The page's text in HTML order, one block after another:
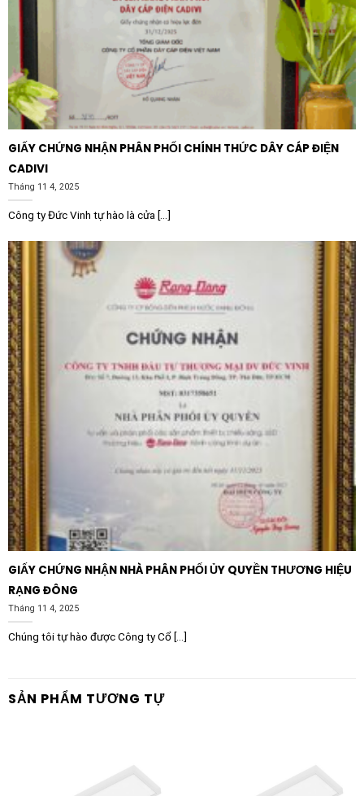
Trường học và trung tâm đào tạo:
Đảm bảo nguồn
sáng chuẩn để bảo vệ đôi mắt của học sinh, sinh
viên, đồng thời ánh sáng không nhấp nháy giúp quá
trình học tập diễn ra thoải mái hơn.
Nhà hàng và không gian sáng tạo:
Với khả năng
chỉnh màu Multi-CCT, người dùng có thể chuyển
sang ánh sáng ấm để tạo không gian thư giãn hoặc
ánh sáng trắng cho các hoạt động cần sự tỉnh táo.
Hướng dẫn lắp đặt và bảo trì định kỳ
Quy trình lắp đặt Đèn Panel lắp nổi LEDVANCE
Surface 1574 48W Multi được tối ưu hóa để tiết kiệm
thời gian cho kỹ thuật viên. Đầu tiên, cần ngắt nguồn
điện để đảm bảo an toàn. Khung lắp nổi sẽ được cố
định lên bề mặt trần bằng vít nở chắc chắn. Sau khi đã
đấu nối dây nguồn vào bộ Driver theo đúng cực (L, N),
toàn bộ thân đèn sẽ được trượt vào khung và cố định
lại bằng vít chốt.
Để duy trì hiệu suất chiếu sáng tốt nhất, người dùng
nên thực hiện vệ sinh mặt đèn định kỳ bằng khăn mềm
khô để loại bỏ bụi bẩn. Nhờ thiết kế kín khít, các loài
côn trùng nhỏ khó có thể xâm nhập vào bên trong tấm
dẫn sáng, giúp đèn luôn giữ được độ sáng sạch sẽ như
mới. Việc bảo trì hệ thống điện nên được kiểm tra mỗi
năm một lần để đảm bảo các kết nối dây dẫn luôn
trong tình trạng an toàn nhất.
Thông số kỹ thuật tóm tắt
Tên sản phẩm:
Surface 1574 48W Multi
Công suất:
Power)
chỉnh Multi-CCT)
GIẤY CHỨNG NHẬN PHÂN PHỐI CHÍNH THỨC DÂY CÁP ĐIỆN
CADIVI
Tháng 11 4, 2025
Công ty Đức Vinh tự hào là cửa [...]
GIẤY CHỨNG NHẬN NHÀ PHÂN PHỐI ỦY QUYỀN THƯƠNG HIỆU
RẠNG ĐÔNG
Tháng 11 4, 2025
Chúng tôi tự hào được Công ty Cổ [...]
SẢN PHẨM TƯƠNG TỰ